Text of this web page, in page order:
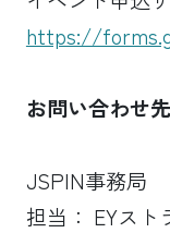
https://
お問い合わせ先
JSPIN事務局
担当： EYス